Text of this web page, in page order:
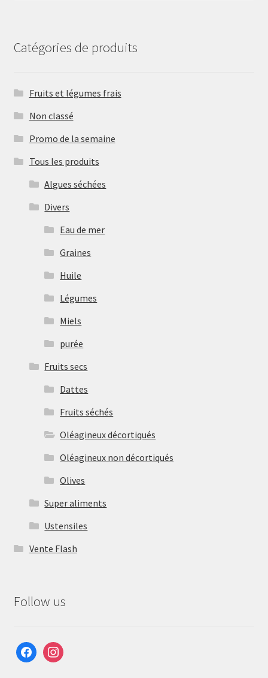
Catégories de produits
Fruits et légumes frais
Non classé
Promo de la semaine
Tous les produits
Algues séchées
Divers
Eau de mer
Graines
Huile
Légumes
Miels
purée
Fruits secs
Dattes
Fruits séchés
Oléagineux décortiqués
Oléagineux non décortiqués
Olives
Super aliments
Ustensiles
Vente Flash
Follow us
facebookinstagram